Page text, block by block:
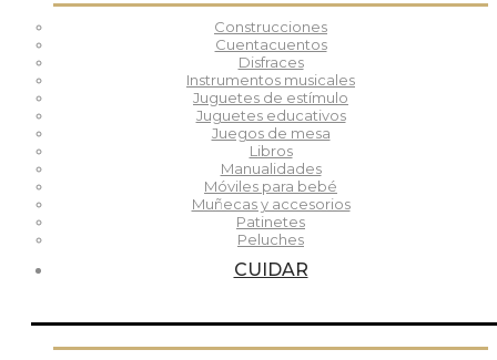
Construcciones
Cuentacuentos
Disfraces
Instrumentos musicales
Juguetes de estímulo
Juguetes educativos
Juegos de mesa
Libros
Manualidades
Móviles para bebé
Muñecas y accesorios
Patinetes
Peluches
CUIDAR